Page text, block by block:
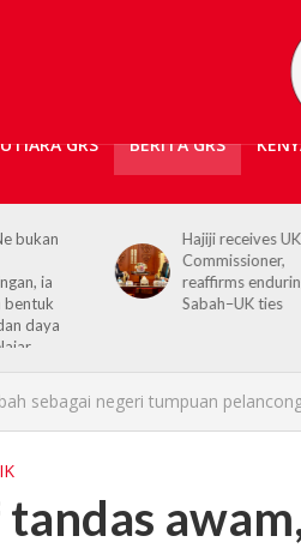
GRS BERITA GRS
UK High
ties
Sabah, United
Kingdom
hubungan
kunjungan hormat
sebagai negeri tumpuan